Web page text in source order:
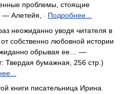
проблемы, стоящие
Алетейя,
- Подробнее...
неожиданно уводя читателя в
собственно любовной истории
обрывая ее… —
Твердая бумажная, 256 стр.)
книги писательница Ирина